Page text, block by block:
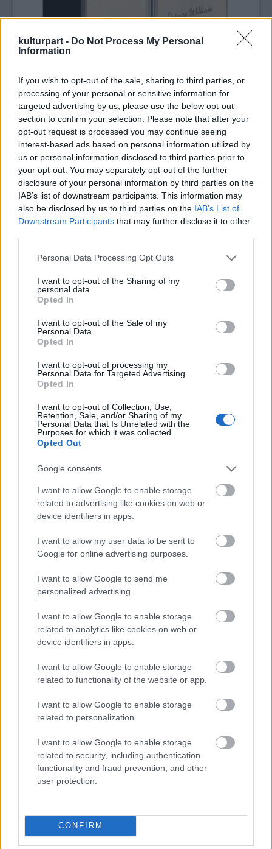
kulturpart - Do Not Process My Personal
Information
If you wish to opt-out of the sale, sharing to third parties, or
processing of your personal or sensitive information for
targeted advertising by us, please use the below opt-out
section to confirm your selection. Please note that after your
opt-out request is processed you may continue seeing
interest-based ads based on personal information utilized by
us or personal information disclosed to third parties prior to
your opt-out. You may separately opt-out of the further
disclosure of your personal information by third parties on the
IAB’s list of downstream participants. This information may
also be disclosed by us to third parties on the IAB’s List of
Downstream Participants that may further disclose it to other
Please note that this website/app uses one or more Google
not limited to your visit or usage behaviour. You may click to
grant or deny consent to Google and its third-party tags to
use your data for below specified purposes in below Google
consent section.
Personal Data Processing Opt Outs
I want to opt-out of the Sharing of my
personal data.
Opted In
I want to opt-out of the Sale of my
Personal Data.
Opted In
I want to opt-out of processing my
Personal Data for Targeted Advertising.
Opted In
I want to opt-out of Collection, Use,
Retention, Sale, and/or Sharing of my
Personal Data that Is Unrelated with the
Purposes for which it was collected.
Opted Out
Google consents
I want to allow Google to enable storage
related to advertising like cookies on web or
device identifiers in apps.
I want to allow my user data to be sent to
Google for online advertising purposes.
I want to allow Google to send me
personalized advertising.
I want to allow Google to enable storage
related to analytics like cookies on web or
device identifiers in apps.
I want to allow Google to enable storage
related to functionality of the website or app.
I want to allow Google to enable storage
related to personalization.
I want to allow Google to enable storage
related to security, including authentication
functionality and fraud prevention, and other
user protection.
CONFIRM
Képző Keretező
„NEM TÖBB EZER EMBERRE UTAZUNK, HANEM
EGY VÁLOGATOTT TÁRSASÁGRA”
Kommentek:
értelmében felhasználói tartalomnak
szolgáltatás technikai
üzemeltetője semmilyen felelősséget
nem vállal, azokat nem ellenőrzi. Kifogás esetén forduljon a blog szerkesztőjéhez.
Megdöbbentő fotók a néptelen fővárosról
Top 10: ezek a legjobb szerelmes filmek
A 10 legütősebb drogos film